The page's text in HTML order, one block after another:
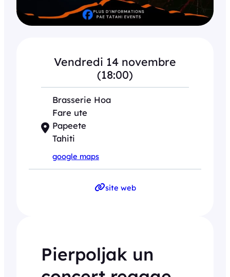
Pierpoljak un
Vendredi 14 novembre
(18:00)
Brasserie Hoa
Fare ute
Papeete
Tahiti
google maps
site web